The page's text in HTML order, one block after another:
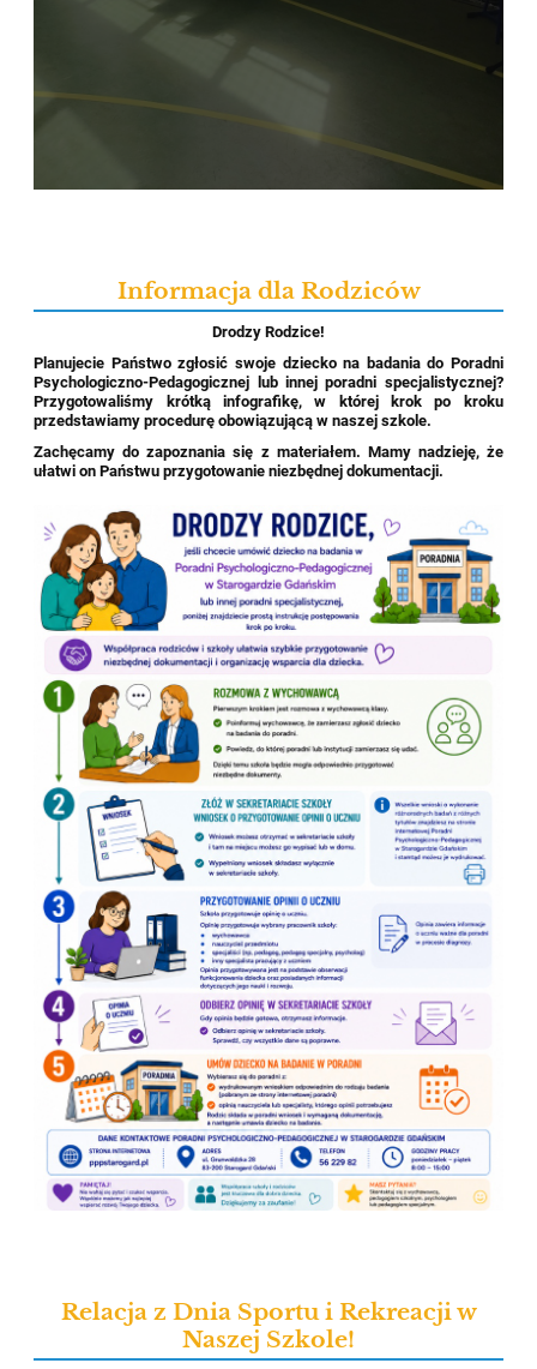
Informacja dla Rodziców
Drodzy Rodzice!
Planujecie Państwo zgłosić swoje dziecko na badania do Poradni
Psychologiczno-Pedagogicznej lub innej poradni specjalistycznej?
Przygotowaliśmy krótką infografikę, w której krok po kroku
przedstawiamy procedurę obowiązującą w naszej szkole.
Zachęcamy do zapoznania się z materiałem. Mamy nadzieję, że
ułatwi on Państwu przygotowanie niezbędnej dokumentacji.
Relacja z Dnia Sportu i Rekreacji w
Naszej Szkole!